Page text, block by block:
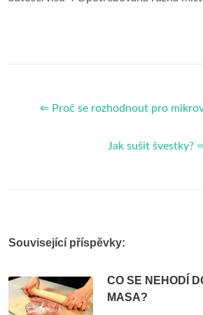
⇐ Proč se rozhodnout pro
Jak sušit švestky?
Související příspěvky:
CO SE NEHODÍ
MASA?